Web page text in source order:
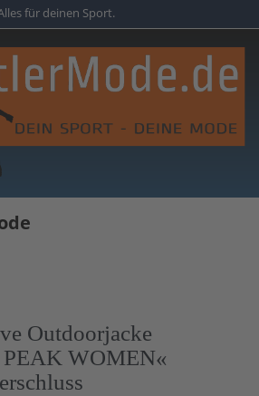
für deinen Sport.
Outdoorjacke
WOMEN«